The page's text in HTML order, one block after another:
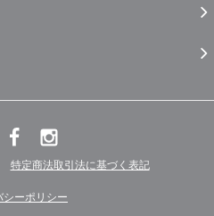
特定商法取引法に基づく表記
シーポリシー